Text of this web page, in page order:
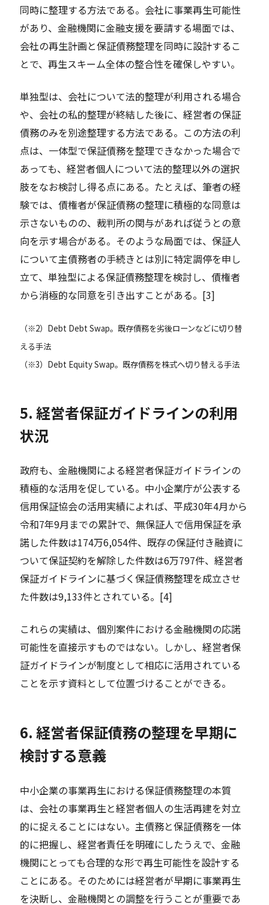
同時に整理する方法である。会社に事業再生可能性
があり、金融機関に金融支援を要請する場面では、
会社の再生計画と保証債務整理を同時に設計するこ
とで、再生スキーム全体の整合性を確保しやすい。
単独型は、会社について法的整理が利用される場合
や、会社の私的整理が終結した後に、経営者の保証
債務のみを別途整理する方法である。この方法の利
点は、一体型で保証債務を整理できなかった場合で
あっても、経営者個人について法的整理以外の選択
肢をなお検討し得る点にある。たとえば、筆者の経
験では、債権者が保証債務の整理に積極的な同意は
示さないものの、裁判所の関与があれば従うとの意
向を示す場合がある。そのような局面では、保証人
について主債務者の手続きとは別に特定調停を申し
立て、単独型による保証債務整理を検討し、債権者
から消極的な同意を引き出すことがある。[3]
（※2）Debt Debt Swap。既存債務を劣後ローンなどに切り替
える手法
（※3）Debt Equity Swap。既存債務を株式へ切り替える手法
5. 経営者保証ガイドラインの利用
状況
政府も、金融機関による経営者保証ガイドラインの
積極的な活用を促している。中小企業庁が公表する
信用保証協会の活用実績によれば、平成30年4月から
令和7年9月までの累計で、無保証人で信用保証を承
諾した件数は174万6,054件、既存の保証付き融資に
ついて保証契約を解除した件数は6万797件、経営者
保証ガイドラインに基づく保証債務整理を成立させ
た件数は9,133件とされている。[4]
これらの実績は、個別案件における金融機関の応諾
可能性を直接示すものではない。しかし、経営者保
証ガイドラインが制度として相応に活用されている
ことを示す資料として位置づけることができる。
6. 経営者保証債務の整理を早期に
検討する意義
中小企業の事業再生における保証債務整理の本質
は、会社の事業再生と経営者個人の生活再建を対立
的に捉えることにはない。主債務と保証債務を一体
的に把握し、経営者責任を明確にしたうえで、金融
機関にとっても合理的な形で再生可能性を設計する
ことにある。そのためには経営者が早期に事業再生
を決断し、金融機関との調整を行うことが重要であ